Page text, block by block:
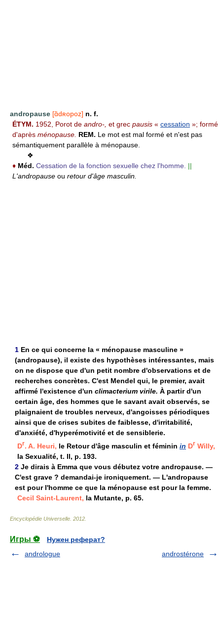
andropause [ɑ̃dʀopoz] n. f.
ÉTYM. 1952, Porot de andro-, et grec pausis « cessation »; formé
d'après ménopause. REM. Le mot est mal formé et n'est pas
sémantiquement parallèle à ménopause.
❖
♦ Méd. Cessation de la fonction sexuelle chez l'homme. ||
L'andropause ou retour d'âge masculin.
1 En ce qui concerne la « ménopause masculine »
(andropause), il existe des hypothèses intéressantes, mais
on ne dispose que d'un petit nombre d'observations et de
recherches concrètes. C'est Mendel qui, le premier, avait
affirmé l'existence d'un climacterium virile. À partir d'un
certain âge, des hommes que le savant avait observés, se
plaignaient de troubles nerveux, d'angoisses périodiques
ainsi que de crises subites de faiblesse, d'irritabilité,
d'anxiété, d'hyperémotivité et de sensiblerie.
Dr. A. Heuri, le Retour d'âge masculin et féminin in Dr Willy,
la Sexualité, t. II, p. 193.
2 Je dirais à Emma que vous débutez votre andropause. —
C'est grave ? demandai-je ironiquement. — L'andropause
est pour l'homme ce que la ménopause est pour la femme.
Cecil Saint-Laurent, la Mutante, p. 65.
Encyclopédie Universelle 2012
Игры ⚽
Нужен реферат?
andrologue
androstérone